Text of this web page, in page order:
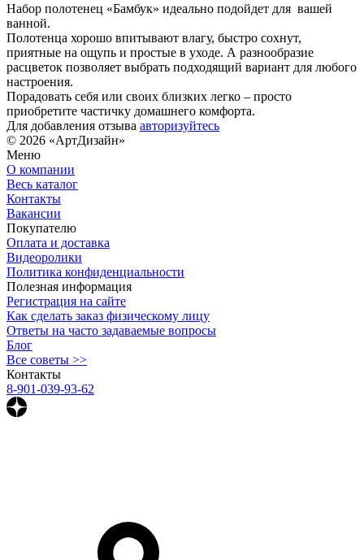
Набор полотенец «Бамбук» идеально подойдет для вашей
ванной.
Полотенца хорошо впитывают влагу, быстро сохнут,
приятные на ощупь и простые в уходе. А разнообразие
расцветок позволяет выбрать подходящий вариант для любого
настроения.
Порадовать себя или своих близких легко – просто
приобретите частичку домашнего комфорта.
Для добавления отзыва авторизуйтесь
© 2026 «АртДизайн»
Меню
О компании
Весь каталог
Контакты
Вакансии
Покупателю
Оплата и доставка
Видеоролики
Политика конфиденциальности
Полезная информация
Регистрация на сайте
Как сделать заказ физическому лицу
Ответы на часто задаваемые вопросы
Блог
Все советы >>
Контакты
8-901-039-93-62